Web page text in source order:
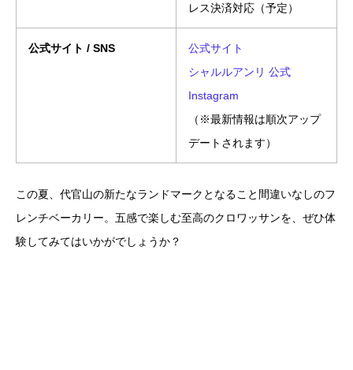
レス決済対応（予定）
公式サイト / SNS
公式サイト
シャルルアンリ 公式
Instagram
（※最新情報は順次アップ
デートされます）
この夏、代官山の新たなランドマークとなること間違いなしのフ
レンチベーカリー。五感で楽しむ至高のクロワッサンを、ぜひ体
験してみてはいかがでしょうか？